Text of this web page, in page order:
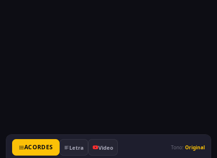
ACORDES Letra Video Tono: Original